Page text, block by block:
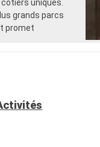
uniques.
grands parcs
promet